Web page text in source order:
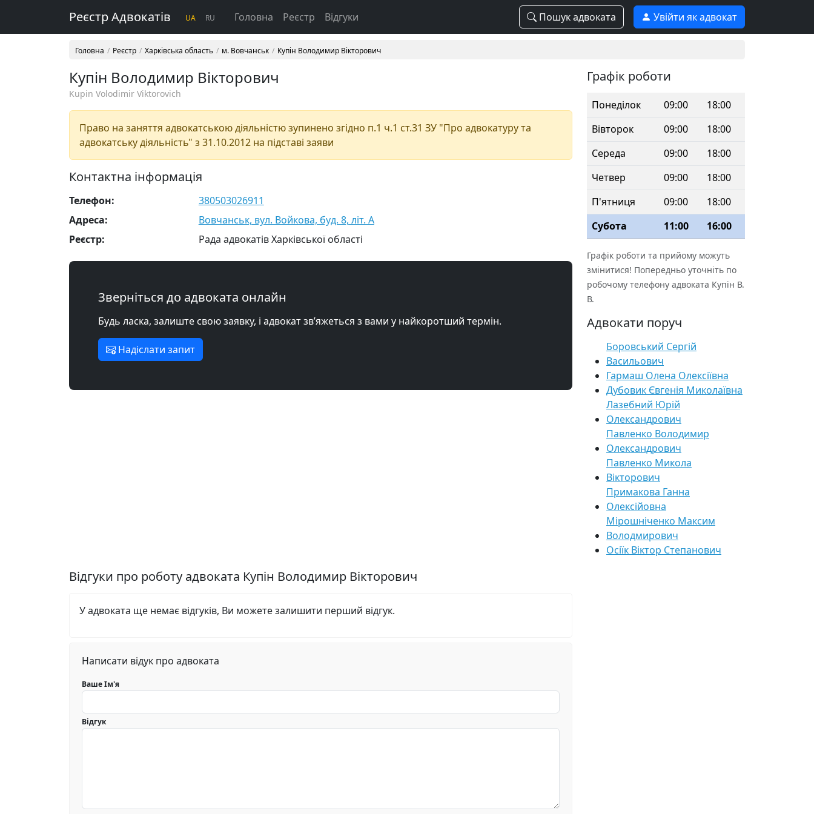
Реєстр Адвокатів UA RU Головна Реєстр Відгуки Пошук адвоката Увійти як адвокат
Головна Реєстр Харківська область м. Вовчанськ Купін Володимир Вікторович
Купін Володимир Вікторович
Kupin Volodimir Viktorovich
Право на заняття адвокатською діяльністю зупинено згідно п.1 ч.1 ст.31 ЗУ "Про адвокатуру та
адвокатську діяльність" з 31.10.2012 на підставі заяви
Контактна інформація
Телефон:
380503026911
Адреса:
Вовчанськ, вул. Войкова, буд. 8, літ. А
Реєстр:
Рада адвокатів Харківської області
Зверніться до адвоката онлайн
Будь ласка, залиште свою заявку, і адвокат зв’яжеться з вами у найкоротший термін.
Надіслати запит
Відгуки про роботу адвоката Купін Володимир Вікторович
У адвоката ще немає відгуків, Ви можете залишити перший відгук.
Написати відук про адвоката
Ваше Ім'я
Відгук
Графік роботи
Понеділок 09:00
18:00
Вівторок
09:00
18:00
Середа
09:00
18:00
Четвер
09:00
18:00
П'ятниця
09:00
18:00
Субота
11:00 16:00
Графік роботи та прийому можуть
змінитися! Попередньо уточніть по
робочому телефону адвоката Купін В.
В.
Адвокати поруч
Боровський Сергій
Васильович
Гармаш Олена Олексіївна
Дубовик Євгенія Миколаївна
Лазебний Юрій
Олександрович
Павленко Володимир
Олександрович
Павленко Микола
Вікторович
Примакова Ганна
Олексійовна
Мірошніченко Максим
Володмирович
Осіїк Віктор Степанович